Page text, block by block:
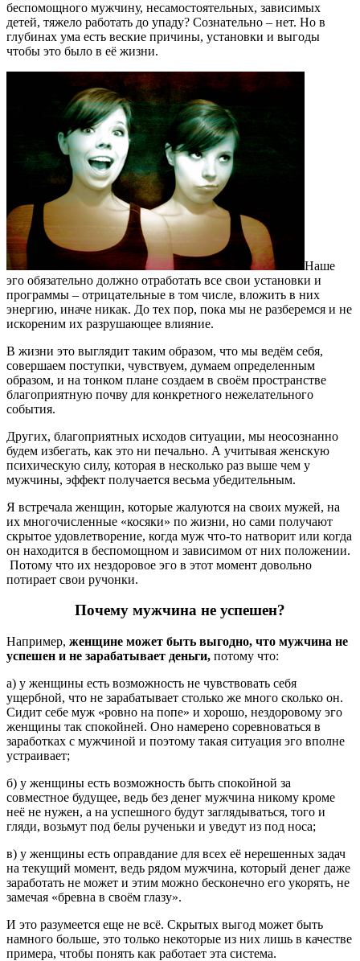
беспомощного мужчину, несамостоятельных, зависимых
детей, тяжело работать до упаду? Сознательно – нет. Но в
глубинах ума есть веские причины, установки и выгоды
чтобы это было в её жизни.
Наше
эго обязательно должно отработать все свои установки и
программы – отрицательные в том числе, вложить в них
энергию, иначе никак. До тех пор, пока мы не разберемся и не
искореним их разрушающее влияние.
В жизни это выглядит таким образом, что мы ведём себя,
совершаем поступки, чувствуем, думаем определенным
образом, и на тонком плане создаем в своём пространстве
благоприятную почву для конкретного нежелательного
события.
Других, благоприятных исходов ситуации, мы неосознанно
будем избегать, как это ни печально. А учитывая женскую
психическую силу, которая в несколько раз выше чем у
мужчины, эффект получается весьма убедительным.
Я встречала женщин, которые жалуются на своих мужей, на
их многочисленные «косяки» по жизни, но сами получают
скрытое удовлетворение, когда муж что-то натворит или когда
он находится в беспомощном и зависимом от них положении.
Потому что их нездоровое эго в этот момент довольно
потирает свои ручонки.
Почему мужчина не успешен?
Например, женщине может быть выгодно, что мужчина не
успешен и не зарабатывает деньги, потому что:
а) у женщины есть возможность не чувствовать себя
ущербной, что не зарабатывает столько же много сколько он.
Сидит себе муж «ровно на попе» и хорошо, нездоровому эго
женщины так спокойней. Оно намерено соревноваться в
заработках с мужчиной и поэтому такая ситуация эго вполне
устраивает;
б) у женщины есть возможность быть спокойной за
совместное будущее, ведь без денег мужчина никому кроме
неё не нужен, а на успешного будут заглядываться, того и
гляди, возьмут под белы рученьки и уведут из под носа;
в) у женщины есть оправдание для всех её нерешенных задач
на текущий момент, ведь рядом мужчина, который денег даже
заработать не может и этим можно бесконечно его укорять, не
замечая «бревна в своём глазу».
И это разумеется еще не всё. Скрытых выгод может быть
намного больше, это только некоторые из них лишь в качестве
примера, чтобы понять как работает эта система.